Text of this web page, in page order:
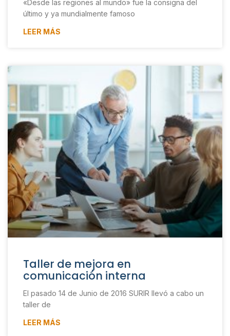
«Desde las regiones al mundo» fue la consigna del
último y ya mundialmente famoso
LEER MÁS
Taller de mejora en
comunicación interna
El pasado 14 de Junio de 2016 SURIR llevó a cabo un
taller de
LEER MÁS